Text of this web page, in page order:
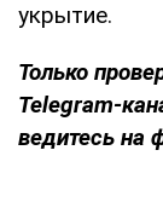
укрытие.
Только
Telegram-
ведитесь на